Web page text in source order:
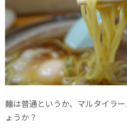
麺は普通というか、マルタイラ
ょうか？